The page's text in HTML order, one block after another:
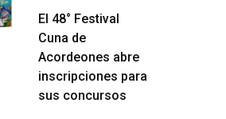
El 48° Festival
Cuna de
Acordeones abre
inscripciones para
sus concursos